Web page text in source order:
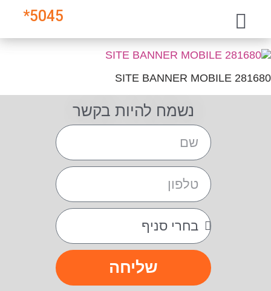
5045
*
281680 SITE BANNER MOBILE
נשמח להיות בקשר
שליחה